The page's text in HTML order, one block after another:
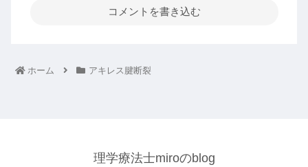
コメントを書き込む
ホーム アキレス腱断裂
理学療法士miroのblog